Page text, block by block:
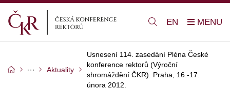
EN
Aktuality
Usnesení 114. zasedání Pléna České
konference rektorů (Výroční
shromáždění ČKR). Praha, 16.-17.
února 2012.